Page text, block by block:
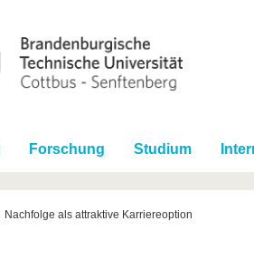
Forschung Studium
Nachfolge als attraktive Karriereoption